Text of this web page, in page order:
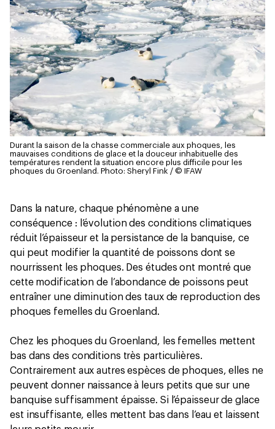
Durant la saison de la chasse commerciale aux phoques, les
mauvaises conditions de glace et la douceur inhabituelle des
températures rendent la situation encore plus difficile pour les
phoques du Groenland. Photo: Sheryl Fink / © IFAW
Dans la nature, chaque phénomène a une
conséquence : l’évolution des conditions climatiques
réduit l’épaisseur et la persistance de la banquise, ce
qui peut modifier la quantité de poissons dont se
nourrissent les phoques. Des études ont montré que
cette modification de l’abondance de poissons peut
entraîner une diminution des taux de reproduction des
phoques femelles du Groenland.
Chez les phoques du Groenland, les femelles mettent
bas dans des conditions très particulières.
Contrairement aux autres espèces de phoques, elles ne
peuvent donner naissance à leurs petits que sur une
banquise suffisamment épaisse. Si l’épaisseur de glace
est insuffisante, elles mettent bas dans l’eau et laissent